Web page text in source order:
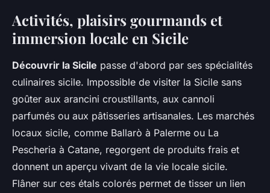
Activités, plaisirs gourmands et
immersion locale en Sicile
Découvrir la Sicile passe d'abord par ses spécialités
culinaires sicile. Impossible de visiter la Sicile sans
goûter aux arancini croustillants, aux cannoli
parfumés ou aux pâtisseries artisanales. Les marchés
locaux sicile, comme Ballarò à Palerme ou La
Pescheria à Catane, regorgent de produits frais et
donnent un aperçu vivant de la vie locale sicile.
Flâner sur ces étals colorés permet de tisser un lien